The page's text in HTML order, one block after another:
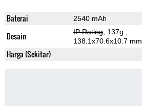
Baterai 2540 mAh
Desain IP Rating, 137g
138.1x70.6x10.7 mm
Harga (Sekitar)